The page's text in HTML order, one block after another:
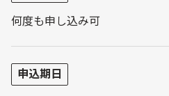
何度も申し込み可
申込期日